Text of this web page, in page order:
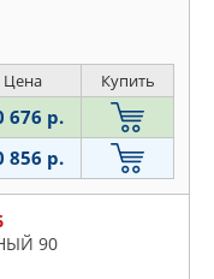
Цена Купить
676 р.
856 р.
90